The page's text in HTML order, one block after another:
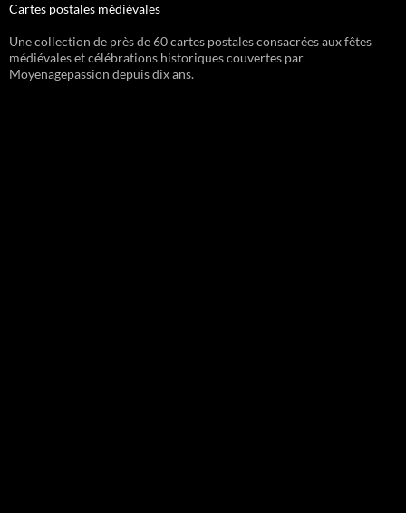
Cartes postales médiévales
Une collection de près de 60 cartes postales consacrées aux fêtes
médiévales et célébrations historiques couvertes par
Moyenagepassion depuis dix ans.